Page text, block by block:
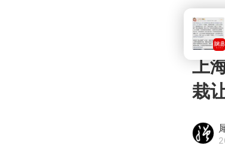
上
栽